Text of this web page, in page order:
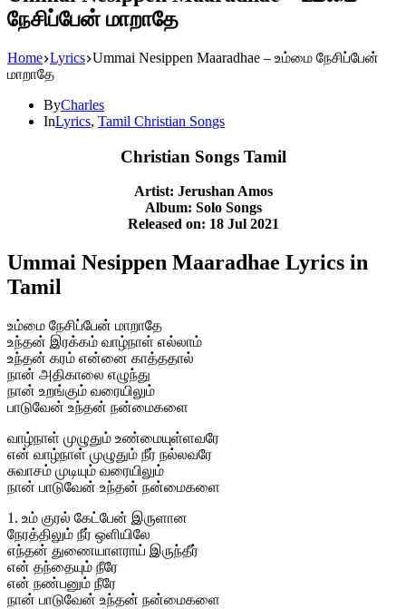
நேசிப்பேன் மாறாதே
Home Lyrics Ummai Nesippen Maaradhae – உம்மை நேசிப்பேன்
மாறாதே
ByCharles
InLyrics, Tamil Christian Songs
Christian Songs Tamil
Artist: Jerushan Amos
Album: Solo Songs
Released on: 18 Jul 2021
Ummai Nesippen Maaradhae Lyrics in
Tamil
உம்மை நேசிப்பேன் மாறாதே
உந்தன் இரக்கம் வாழ்நாள் எல்லாம்
உந்தன் கரம் என்னை காத்ததால்
நான் அதிகாலை எழுந்து
நான் உறங்கும் வரையிலும்
பாடுவேன் உந்தன் நன்மைகளை
வாழ்நாள் முழுதும் உண்மையுள்ளவரே
என் வாழ்நாள் முழுதும் நீர் நல்லவரே
சுவாசம் முடியும் வரையிலும்
நான் பாடுவேன் உந்தன் நன்மைகளை
1. உம் குரல் கேட்பேன் இருளான
நேரத்திலும் நீர் ஒளியிலே
எந்தன் துணையாளராய் இருந்தீர்
என் தந்தையும் நீரே
என் நண்பனும் நீரே
நான் பாடுவேன் உந்தன் நன்மைகளை